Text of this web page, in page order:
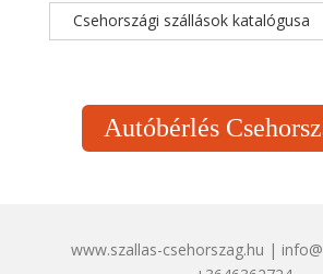
Csehországi szállások katalógusa
Autóbérlés
www.szallas-csehorszag.hu |